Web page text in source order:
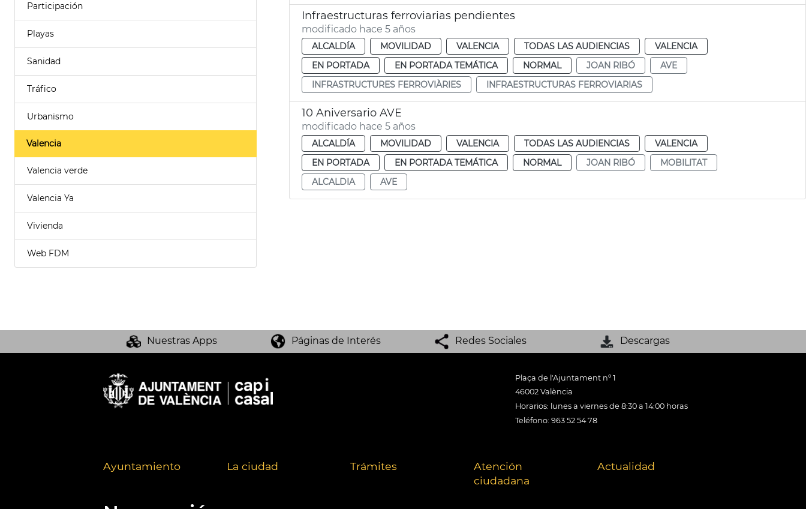
Participación
Playas
Sanidad
Tráfico
Urbanismo
Valencia
Valencia verde
Valencia Ya
Vivienda
Web FDM
Infraestructuras ferroviarias pendientes
modificado hace 5 años
ALCALDÍA MOVILIDAD VALENCIA TODAS LAS AUDIENCIAS
VALENCIA
EN PORTADA
EN PORTADA TEMÁTICA NORMAL JOAN RIBÓ
AVE
INFRASTRUCTURES FERROVIÀRIES
INFRAESTRUCTURAS FERROVIARIAS
10 Aniversario AVE
modificado hace 5 años
ALCALDÍA MOVILIDAD VALENCIA TODAS LAS AUDIENCIAS
VALENCIA
EN PORTADA
EN PORTADA TEMÁTICA NORMAL JOAN RIBÓ
MOBILITAT
ALCALDIA
AVE
Nuestras Apps Páginas de Interés Redes Sociales Descargas
Plaça de l'Ajuntament nº 1
46002 València
Horarios: lunes a viernes de 8:30 a 14:00 horas
Teléfono: 963 52 54 78
Ayuntamiento La ciudad Trámites
Atención
ciudadana
Actualidad